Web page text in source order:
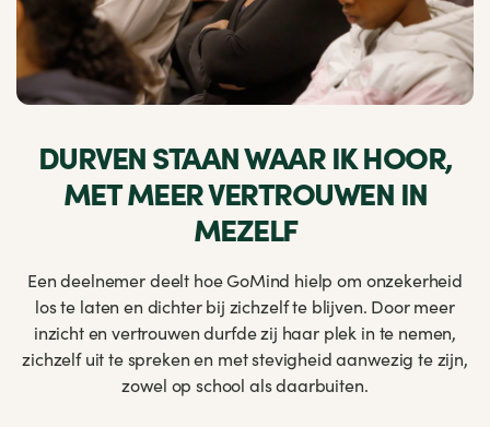
DURVEN STAAN WAAR IK HOOR,
MET MEER VERTROUWEN IN
MEZELF
Een deelnemer deelt hoe GoMind hielp om onzekerheid
los te laten en dichter bij zichzelf te blijven. Door meer
inzicht en vertrouwen durfde zij haar plek in te nemen,
zichzelf uit te spreken en met stevigheid aanwezig te zijn,
zowel op school als daarbuiten.